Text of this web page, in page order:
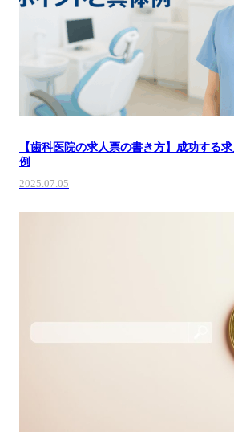
【歯科医院の求人票の書き方】成功する
例
2025.07.05